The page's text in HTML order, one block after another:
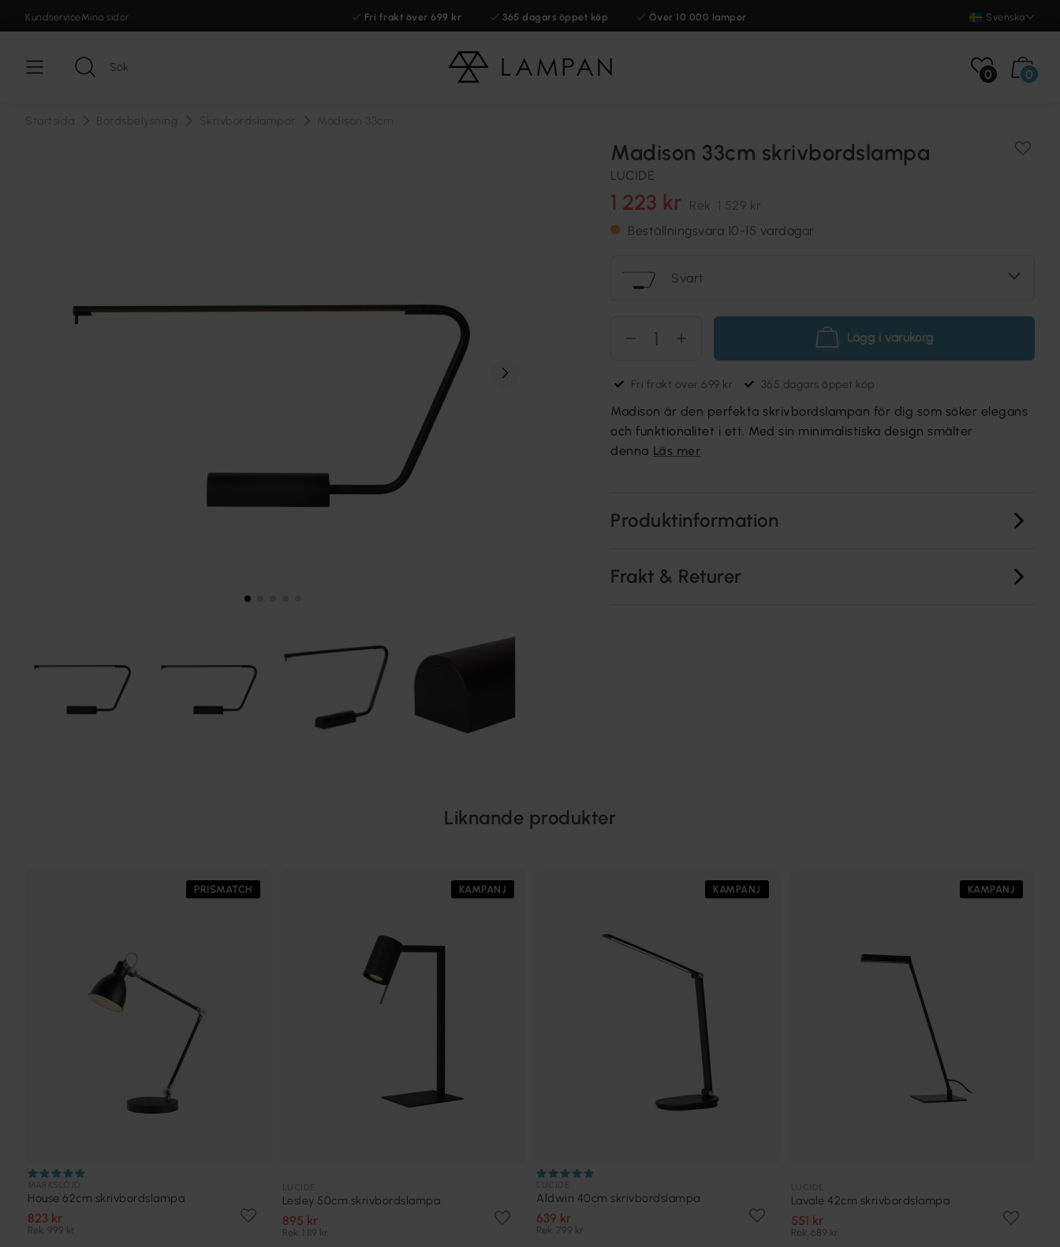
KundserviceMina sidor Fri frakt över 699 kr 365 dagars öppet köp Över 10 000 lampor Svenska
0 0
Madison 33cm skrivbordslampa
LUCIDE
1 223 kr Rek. 1 529 kr
Beställningsvara 10-15 vardagar
Svart
Lägg i varukorg
Fri frakt över 699 kr 365 dagars öppet köp
Madison är den perfekta skrivbordslampan för dig som söker elegans
och funktionalitet i ett. Med sin minimalistiska design smälter
denna Läs mer
Produktinformation
Frakt & Returer
Liknande produkter
PRISMATCH
House 62cm skrivbordslampa
823 kr
Rek. 999 kr
KAMPANJ
Lesley 50cm skrivbordslampa
895 kr
Rek. 1 119 kr
KAMPANJ
Aldwin 40cm skrivbordslampa
639 kr
Rek. 799 kr
KAMPANJ
Lavale 42cm skrivbordslampa
551 kr
Rek. 689 kr